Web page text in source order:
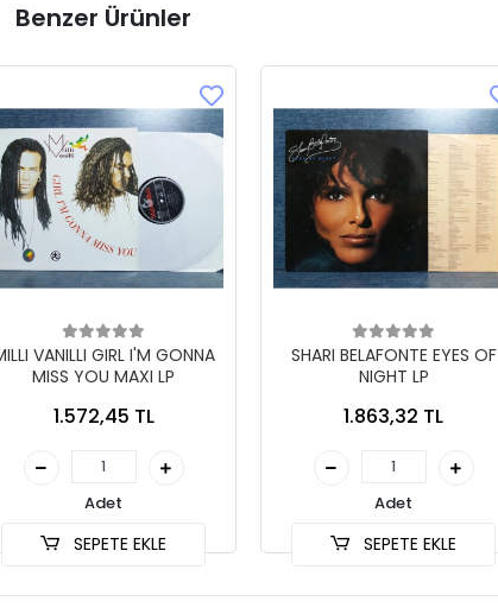
Benzer Ürünler
VANILLI GIRL I'M GONNA
MISS YOU MAXI LP
1.572,45 TL
Adet
SEPETE EKLE
SHARI BELAFONTE EYES OF
NIGHT LP
1.863,32 TL
Adet
SEPETE EKLE